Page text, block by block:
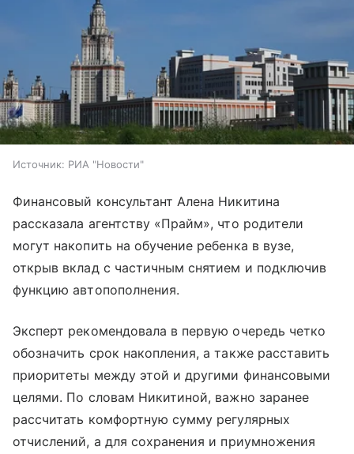
Источник: РИА "Новости"
Финансовый консультант Алена Никитина
рассказала агентству «Прайм», что родители
могут накопить на обучение ребенка в вузе,
открыв вклад с частичным снятием и подключив
функцию автопополнения.
Эксперт рекомендовала в первую очередь четко
обозначить срок накопления, а также расставить
приоритеты между этой и другими финансовыми
целями. По словам Никитиной, важно заранее
рассчитать комфортную сумму регулярных
отчислений, а для сохранения и приумножения